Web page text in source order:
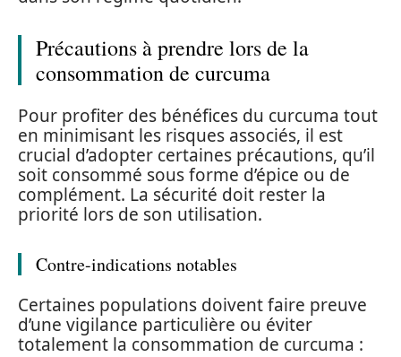
Précautions à prendre lors de la
consommation de curcuma
Pour profiter des bénéfices du curcuma tout
en minimisant les risques associés, il est
crucial d’adopter certaines précautions, qu’il
soit consommé sous forme d’épice ou de
complément. La sécurité doit rester la
priorité lors de son utilisation.
Contre-indications notables
Certaines populations doivent faire preuve
d’une vigilance particulière ou éviter
totalement la consommation de curcuma :